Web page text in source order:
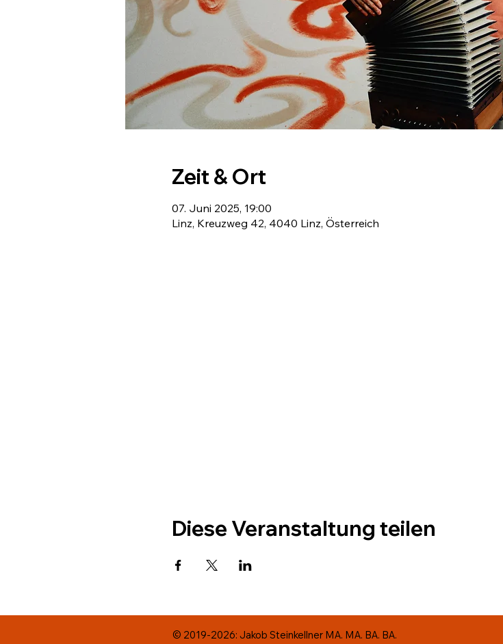
Zeit & Ort
07. Juni 2025, 19:00
Linz, Kreuzweg 42, 4040 Linz, Österreich
Diese Veranstaltung teilen
© 2019-2026: Jakob Steinkellner MA. MA. BA. BA.